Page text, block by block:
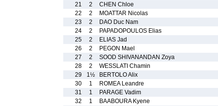
21
2
CHEN Chloe
22
2
MOATTAR Nicolas
23
2
DAO Duc Nam
24
2
PAPADOPOULOS Elias
25
2
ELIAS Jad
26
2
PEGON Mael
27
2
SOOD SHIVANANDAN Zoya
28
2
WESSLATI Chamin
29
1½
BERTOLO Alix
30
1
ROMEA Leandre
31
1
PARAGE Vadim
32
1
BAABOURA Kyene